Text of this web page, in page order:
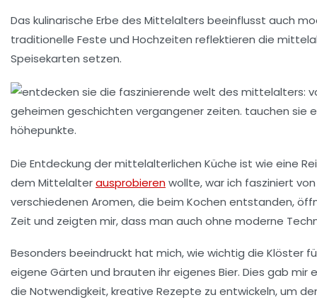
Das kulinarische Erbe des Mittelalters beeinflusst auch
traditionelle Feste und Hochzeiten reflektieren die
Speisekarten setzen.
Die Entdeckung dermittelalterlichen Küche ist wie eine
dem Mittelalterausprobierenwollte, war ich fasziniert
verschiedenen Aromen, die beim Kochen entstanden,
Zeit und zeigten mir, dass man auch ohne moderne
Besonders beeindruckt hat mich, wie wichtig die Klöster
eigene Gärten und brauten ihr eigenes Bier. Dies gab
die Notwendigkeit, kreative Rezepte zu entwickeln, um